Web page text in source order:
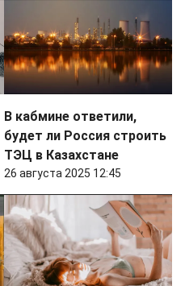
В кабмине ответили,
будет ли Россия строить
ТЭЦ в Казахстане
26 августа 2025 12:45